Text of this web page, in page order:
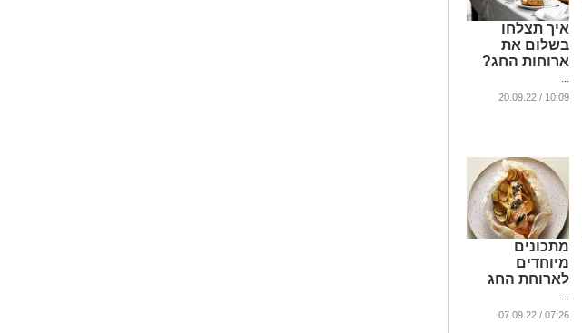
איך תצלחו
בשלום את
ארוחות החג?
...
10:09 / 20.09.22
מתכונים
מיוחדים
לארוחת החג
...
07:26 / 07.09.22